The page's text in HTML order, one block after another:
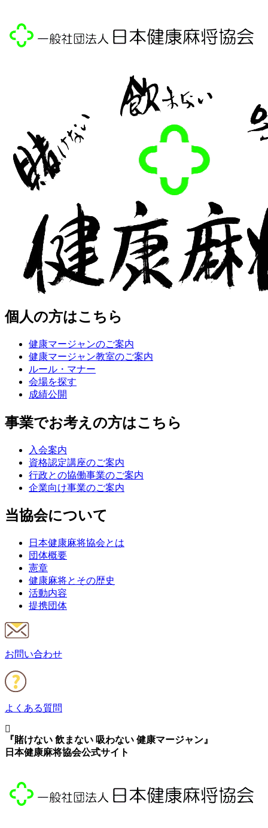
個人の方はこちら
健康マージャンのご案内
健康マージャン教室のご案内
ルール・マナー
会場を探す
成績公開
事業でお考えの方はこちら
入会案内
資格認定講座のご案内
行政との協働事業のご案内
企業向け事業のご案内
当協会について
日本健康麻将協会とは
団体概要
憲章
健康麻将とその歴史
活動内容
提携団体
お問い合わせ
よくある質問
『賭けない 飲まない 吸わない 健康マージャン』
日本健康麻将協会公式サイト